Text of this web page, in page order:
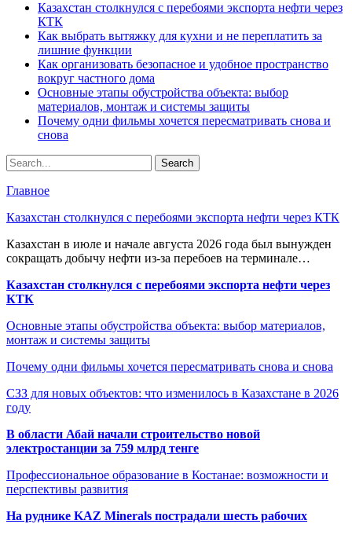
Казахстан столкнулся с перебоями экспорта нефти через
КТК
Как выбрать вытяжку для кухни и не переплатить за
лишние функции
Как организовать безопасное и удобное пространство
вокруг частного дома
Основные этапы обустройства объекта: выбор
материалов, монтаж и системы защиты
Почему одни фильмы хочется пересматривать снова и
снова
Главное
Казахстан столкнулся с перебоями экспорта нефти через КТК
Казахстан в июле и начале августа 2026 года был вынужден
сокращать добычу нефти из-за перебоев на терминале…
Казахстан столкнулся с перебоями экспорта нефти через
КТК
Основные этапы обустройства объекта: выбор материалов,
монтаж и системы защиты
Почему одни фильмы хочется пересматривать снова и снова
СЗЗ для новых объектов: что изменилось в Казахстане в 2026
году
В области Абай начали строительство новой
электростанции за 759 млрд тенге
Профессиональное образование в Костанае: возможности и
перспективы развития
На руднике KAZ Minerals пострадали шесть рабочих